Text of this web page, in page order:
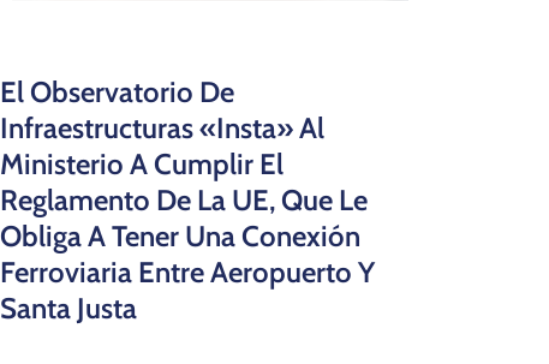
El Observatorio De
Infraestructuras «insta» Al
Ministerio A Cumplir El
Reglamento De La UE, Que Le
Obliga A Tener Una Conexión
Ferroviaria Entre Aeropuerto Y
Santa Justa